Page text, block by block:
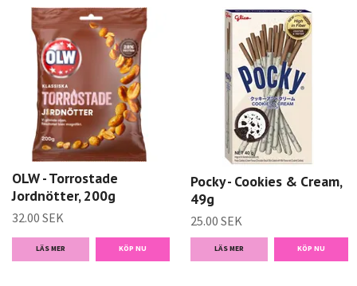
OLW - Torrostade
Jordnötter, 200g
32.00 SEK
LÄS MER
Pocky - Cookies & Cream,
49g
25.00 SEK
LÄS MER